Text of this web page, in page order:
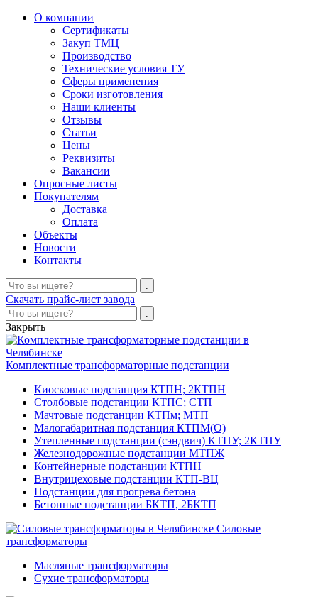
О компании
Сертификаты
Закуп ТМЦ
Производство
Технические условия ТУ
Сферы применения
Сроки изготовления
Наши клиенты
Отзывы
Статьи
Цены
Реквизиты
Вакансии
Опросные листы
Покупателям
Доставка
Оплата
Объекты
Новости
Контакты
Скачать прайс-лист завода
Закрыть
Комплектные трансформаторные подстанции
Киосковые подстанция КТПН; 2КТПН
Столбовые подстанции КТПС; СТП
Мачтовые подстанции КТПм; МТП
Малогабаритная подстанция КТПМ(О)
Утепленные подстанции (сэндвич) КТПУ; 2КТПУ
Железнодорожные подстанции МТПЖ
Контейнерные подстанции КТПН
Внутрицеховые подстанции КТП-ВЦ
Подстанции для прогрева бетона
Бетонные подстанции БКТП, 2БКТП
Силовые
трансформаторы
Масляные трансформаторы
Сухие трансформаторы